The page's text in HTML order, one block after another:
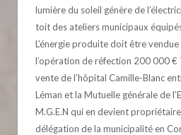
lumière du soleil génère de
toit des ateliers municipaux
L’énergie produite doit être
l’opération de réfection 200 000 €
vente de l’hôpital Camille-Blanc
Léman et la Mutuelle générale de
M.G.E.N qui en devient
délégation de la municipalité en